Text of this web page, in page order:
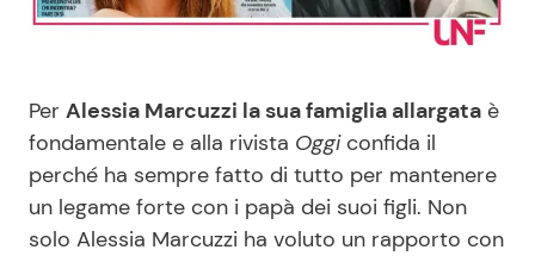
Casa
Mondo Mamma
News benessere
Consigli di Cucina
Le Ricette in TV
Primi Piatti
Per Alessia Marcuzzi la sua famiglia allargata è
fondamentale e alla rivista Oggi confida il
perché ha sempre fatto di tutto per mantenere
un legame forte con i papà dei suoi figli. Non
solo Alessia Marcuzzi ha voluto un rapporto con